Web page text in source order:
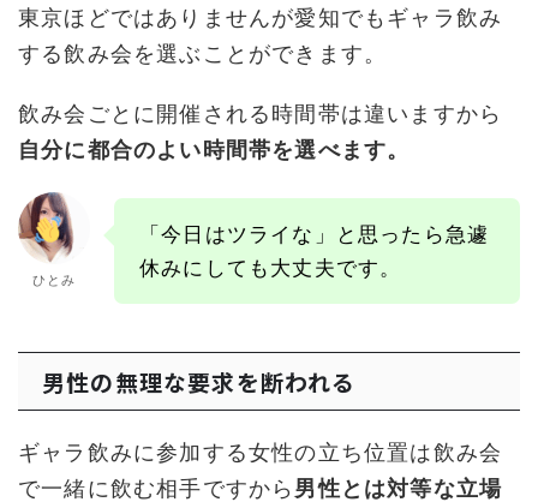
東京ほどではありませんが愛知でもギャラ飲み
する飲み会を選ぶことができます。
飲み会ごとに開催される時間帯は違いますから
自分に都合のよい時間帯を選べます。
ひとみ
「今日はツライな」と思ったら急遽
休みにしても大丈夫です。
男性の無理な要求を断われる
ギャラ飲みに参加する女性の立ち位置は飲み会
で一緒に飲む相手ですから 男性とは対等な立場